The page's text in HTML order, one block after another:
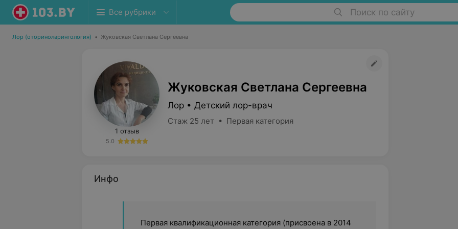
Все рубрики Поиск по сайту
Лор (оториноларингология) • Жуковская Светлана Сергеевна
1 отзыв
5.0
Жуковская Светлана Сергеевна
Лор • Детский лор-врач
Стаж 25 лет • Первая категория
Инфо
Первая квалификационная категория (присвоена в 2014